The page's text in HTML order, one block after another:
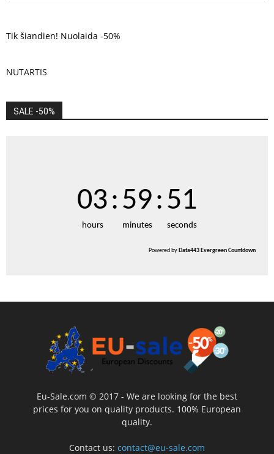
Tik šiandien! Nuolaida -50%
NUTARTIS
SALE -50%
03
hours
:59
minutes
:51
seconds
Powered byData443 Evergreen Countdown
Eu-Sale.com © 2017 - We are looking for the best
prices for you on quality products. 100% European
quality.
Contact us: contact@eu-sale.com